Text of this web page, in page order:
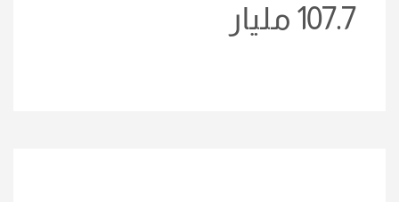
107.7 مليار